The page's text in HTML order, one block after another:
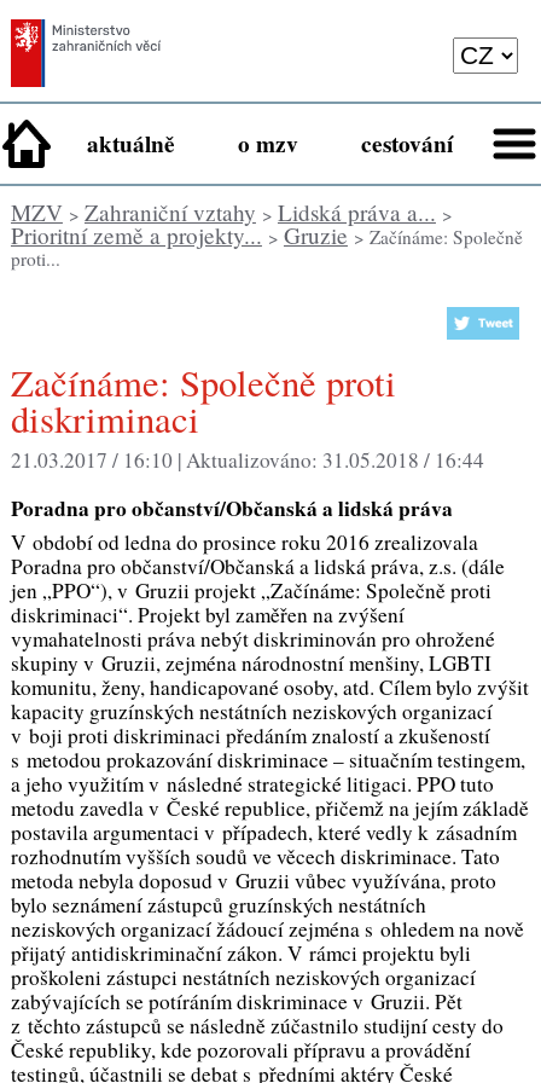
aktuálně o mzv cestování
MZV> Zahraniční vztahy > Lidská práva a... >
Prioritní země a projekty... > Gruzie > Začínáme: Společně
proti...
Začínáme: Společně proti
diskriminaci
21.03.2017 / 16:10 |Aktualizováno: 31.05.2018 / 16:44
Poradna pro občanství/Občanská a lidská práva
V období od ledna do prosince roku 2016 zrealizovala
Poradna pro občanství/Občanská a lidská práva, z.s. (dále
jen „PPO“), v Gruzii projekt „Začínáme: Společně proti
diskriminaci“. Projekt byl zaměřen na zvýšení
vymahatelnosti práva nebýt diskriminován pro ohrožené
skupiny v Gruzii, zejména národnostní menšiny, LGBTI
komunitu, ženy, handicapované osoby, atd. Cílem bylo zvýšit
kapacity gruzínských nestátních neziskových organizací
v boji proti diskriminaci předáním znalostí a zkušeností
s metodou prokazování diskriminace – situačním testingem,
a jeho využitím v následné strategické litigaci. PPO tuto
metodu zavedla v České republice, přičemž na jejím základě
postavila argumentaci v případech, které vedly k zásadním
rozhodnutím vyšších soudů ve věcech diskriminace. Tato
metoda nebyla doposud v Gruzii vůbec využívána, proto
bylo seznámení zástupců gruzínských nestátních
neziskových organizací žádoucí zejména s ohledem na nově
přijatý antidiskriminační zákon. V rámci projektu byli
proškoleni zástupci nestátních neziskových organizací
zabývajících se potíráním diskriminace v Gruzii. Pět
z těchto zástupců se následně zúčastnilo studijní cesty do
České republiky, kde pozorovali přípravu a provádění
testingů, účastnili se debat s předními aktéry České